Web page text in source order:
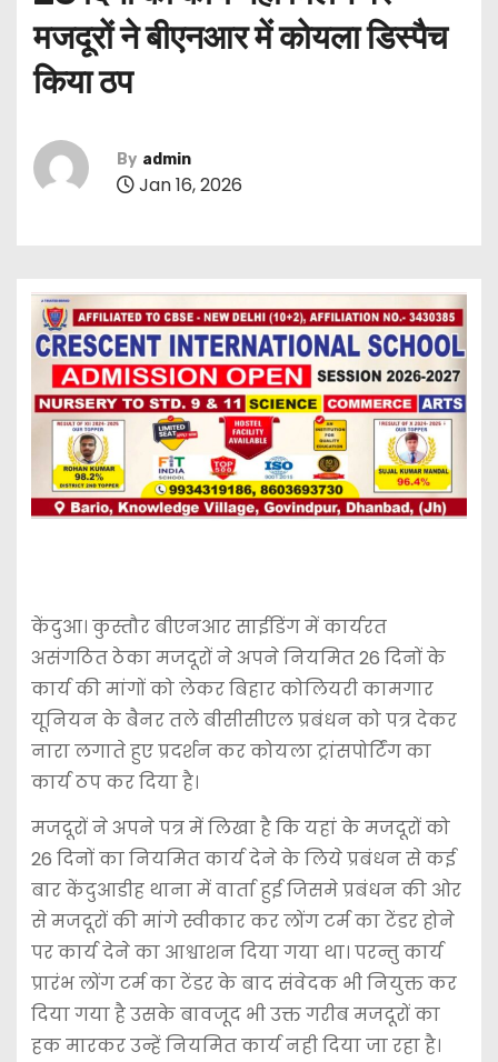
मजदूरों ने बीएनआर में कोयला डिस्पैच
किया ठप
By admin
Jan 16, 2026
केंदुआ। कुस्तौर बीएनआर साईडिंग में कार्यरत
असंगठित ठेका मजदूरों ने अपने नियमित 26 दिनों के
कार्य की मांगों को लेकर बिहार कोलियरी कामगार
यूनियन के बैनर तले बीसीसीएल प्रबंधन को पत्र देकर
नारा लगाते हुए प्रदर्शन कर कोयला ट्रांसपोर्टिंग का
कार्य ठप कर दिया है।
मजदूरों ने अपने पत्र में लिखा है कि यहां के मजदूरों को
26 दिनों का नियमित कार्य देने के लिये प्रबंधन से कई
बार केंदुआडीह थाना में वार्ता हुई जिसमे प्रबंधन की ओर
से मजदूरों की मांगे स्वीकार कर लोंग टर्म का टेंडर होने
पर कार्य देने का आश्वाशन दिया गया था। परन्तु कार्य
प्रारंभ लोंग टर्म का टेंडर के बाद संवेदक भी नियुक्त कर
दिया गया है उसके बावजूद भी उक्त गरीब मजदूरों का
हक मारकर उन्हें नियमित कार्य नही दिया जा रहा है।